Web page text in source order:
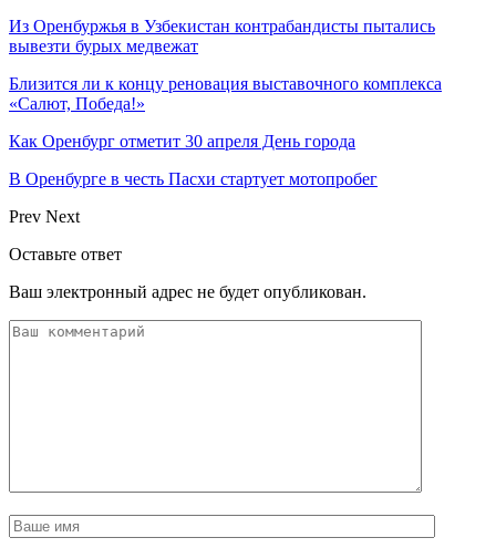
Из Оренбуржья в Узбекистан контрабандисты пытались
вывезти бурых медвежат
Близится ли к концу реновация выставочного комплекса
«Салют, Победа!»
Как Оренбург отметит 30 апреля День города
В Оренбурге в честь Пасхи стартует мотопробег
Prev Next
Оставьте ответ
Ваш электронный адрес не будет опубликован.